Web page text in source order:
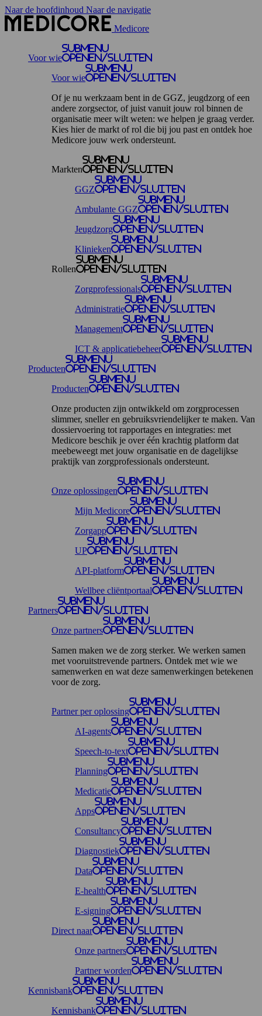
Naar de hoofdinhoud Naar de navigatie
Medicore
Voor wie
Submenu
openen/sluiten
Voor wie
Submenu
openen/sluiten
Of je nu werkzaam bent in de GGZ, jeugdzorg of een
andere zorgsector, of juist vanuit jouw rol binnen de
organisatie meer wilt weten: we helpen je graag verder.
Kies hier de markt of rol die bij jou past en ontdek hoe
Medicore jouw werk ondersteunt.
Markten
Submenu
openen/sluiten
GGZ
Submenu
openen/sluiten
Ambulante GGZ
Submenu
openen/sluiten
Jeugdzorg
Submenu
openen/sluiten
Klinieken
Submenu
openen/sluiten
Rollen
Submenu
openen/sluiten
Zorgprofessionals
Submenu
openen/sluiten
Administratie
Submenu
openen/sluiten
Management
Submenu
openen/sluiten
ICT & applicatiebeheer
Submenu
openen/sluiten
Producten
Submenu
openen/sluiten
Producten
Submenu
openen/sluiten
Onze producten zijn ontwikkeld om zorgprocessen
slimmer, sneller en gebruiksvriendelijker te maken. Van
dossiervoering tot rapportages en integraties: met
Medicore beschik je over één krachtig platform dat
meebeweegt met jouw organisatie en de dagelijkse
praktijk van zorgprofessionals ondersteunt.
Onze oplossingen
Submenu
openen/sluiten
Mijn Medicore
Submenu
openen/sluiten
Zorgapp
Submenu
openen/sluiten
UP
Submenu
openen/sluiten
API-platform
Submenu
openen/sluiten
Wellbee cliëntportaal
Submenu
openen/sluiten
Partners
Submenu
openen/sluiten
Onze partners
Submenu
openen/sluiten
Samen maken we de zorg sterker. We werken samen
met vooruitstrevende partners. Ontdek met wie we
samenwerken en wat deze samenwerkingen betekenen
voor de zorg.
Partner per oplossing
Submenu
openen/sluiten
AI-agents
Submenu
openen/sluiten
Speech-to-text
Submenu
openen/sluiten
Planning
Submenu
openen/sluiten
Medicatie
Submenu
openen/sluiten
Apps
Submenu
openen/sluiten
Consultancy
Submenu
openen/sluiten
Diagnostiek
Submenu
openen/sluiten
Data
Submenu
openen/sluiten
E-health
Submenu
openen/sluiten
E-signing
Submenu
openen/sluiten
Direct naar
Submenu
openen/sluiten
Onze partners
Submenu
openen/sluiten
Partner worden
Submenu
openen/sluiten
Kennisbank
Submenu
openen/sluiten
Kennisbank
Submenu
openen/sluiten